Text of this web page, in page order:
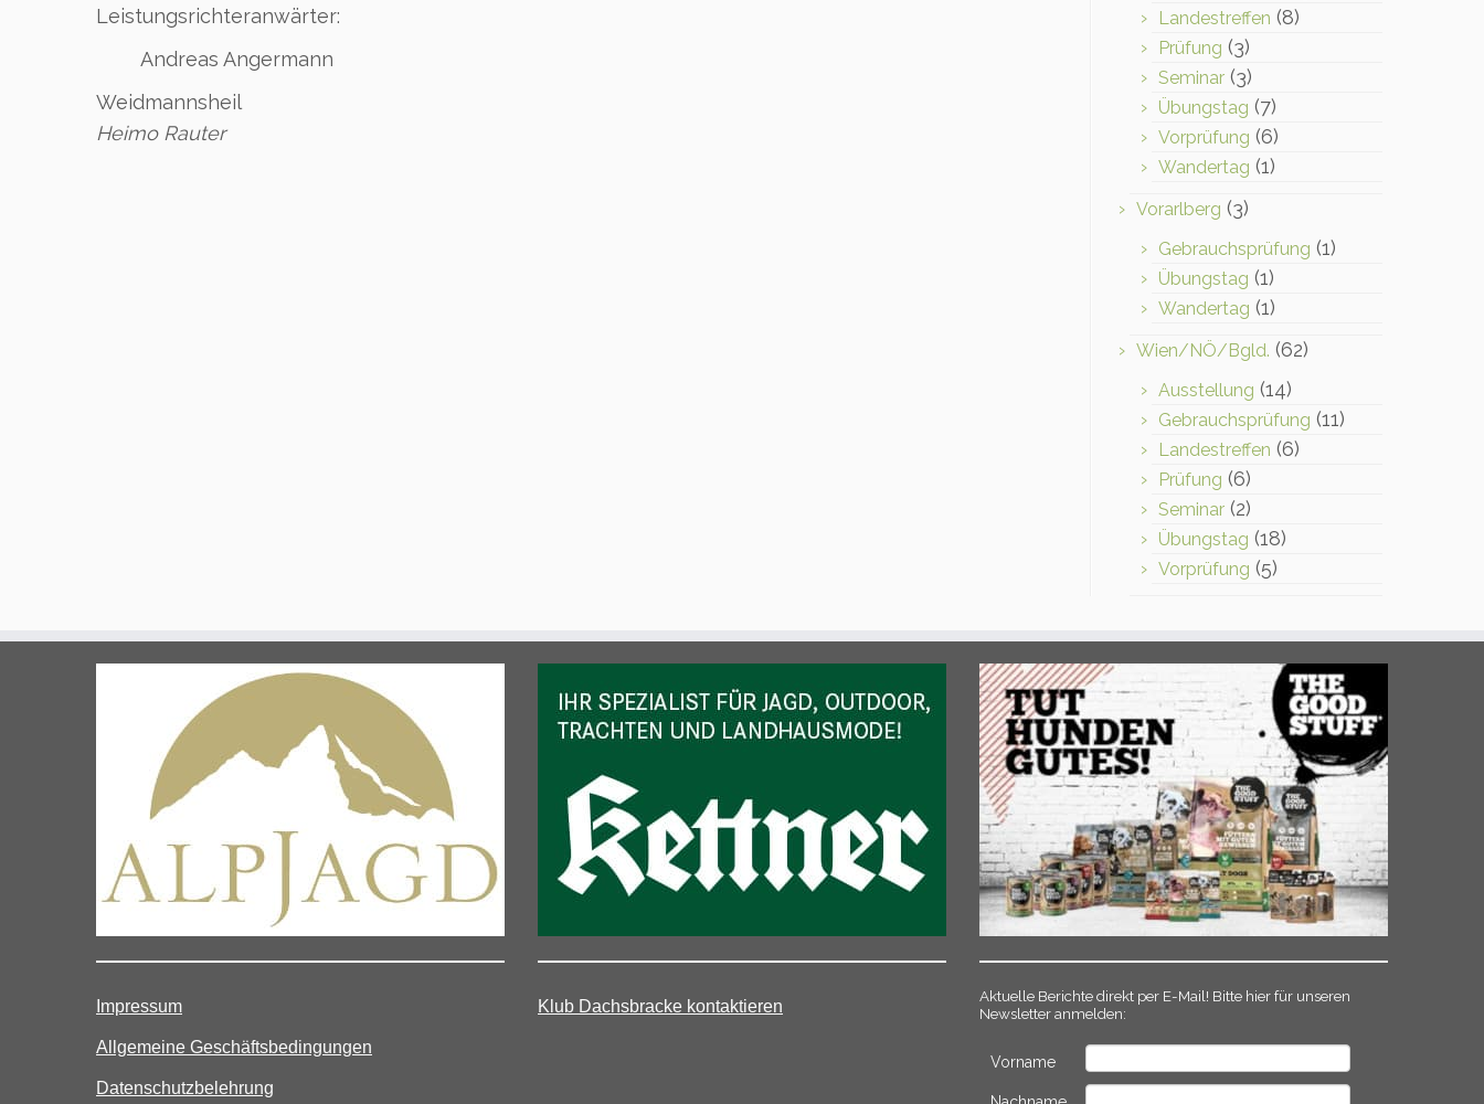
Leistungsrichteranwärter:
Andreas Angermann
Weidmannsheil
Heimo Rauter
Landestreffen (8)
Prüfung (3)
Seminar (3)
Übungstag (7)
Vorprüfung (6)
Wandertag (1)
Vorarlberg (3)
Gebrauchsprüfung (1)
Übungstag (1)
Wandertag (1)
Wien/NÖ/Bgld. (62)
Ausstellung (14)
Gebrauchsprüfung (11)
Landestreffen (6)
Prüfung (6)
Seminar (2)
Übungstag (18)
Vorprüfung (5)
Impressum
Allgemeine Geschäftsbedingungen
Datenschutzbelehrung
Klub Dachsbracke kontaktieren
Aktuelle Berichte direkt per E-Mail! Bitte hier für unseren
Newsletter anmelden:
Vorname